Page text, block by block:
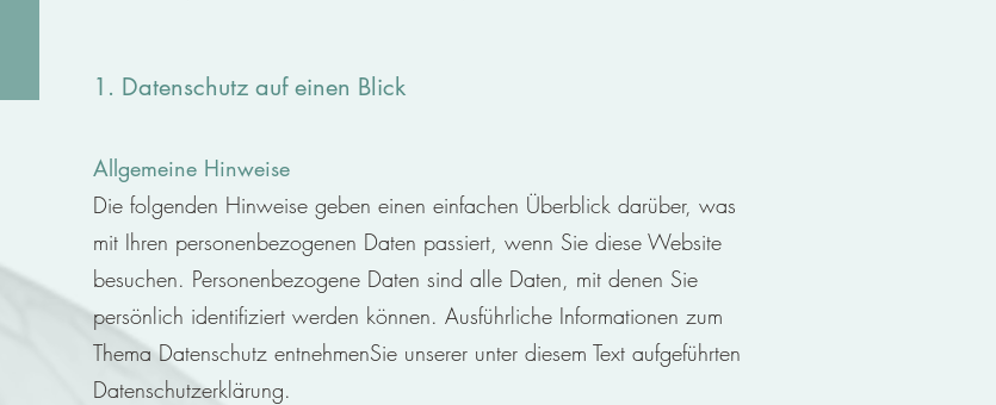
1. Datenschutz auf einen Blick
Allgemeine Hinweise
Die folgenden Hinweise geben einen einfachen Überblick darüber, was
mit Ihren personenbezogenen Daten passiert, wenn Sie diese Website
besuchen. Personenbezogene Daten sind alle Daten, mit denen Sie
persönlich identifiziert werden können. Ausführliche Informationen zum
Thema Datenschutz entnehmenSie unserer unter diesem Text aufgeführten
Datenschutzerklärung.